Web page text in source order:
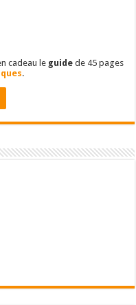
cadeau le guide de 45 pages
.